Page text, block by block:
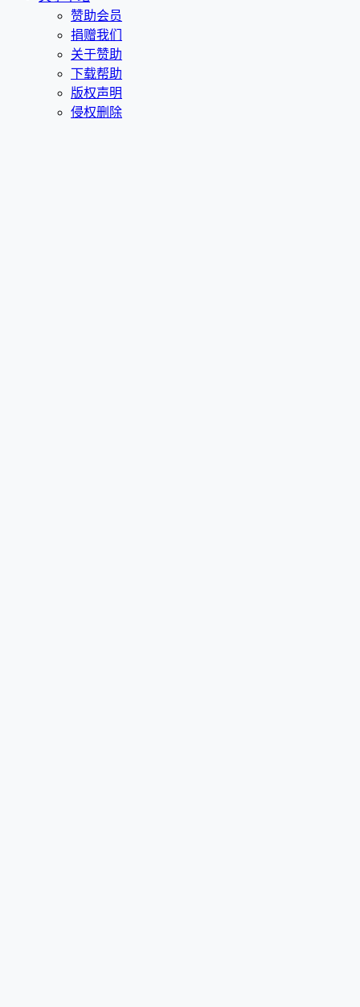
赞助会员
捐赠我们
关于赞助
下载帮助
版权声明
侵权删除